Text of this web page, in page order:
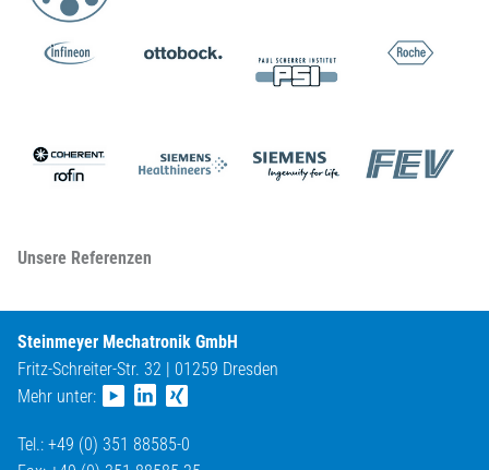
Unsere Referenzen
Steinmeyer Mechatronik GmbH
Fritz-Schreiter-Str. 32 | 01259 Dresden
Mehr unter:
Tel.: +49 (0) 351 88585-0